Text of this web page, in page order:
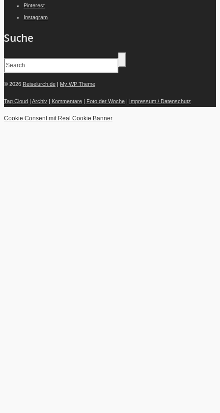
Pinterest
Instagram
Suche
© 2026 Reiselurch.de My WP Theme
Tag Cloud Archiv Kommentare Foto der Woche Impressum / Datenschutz
Cookie Consent mit Real Cookie Banner